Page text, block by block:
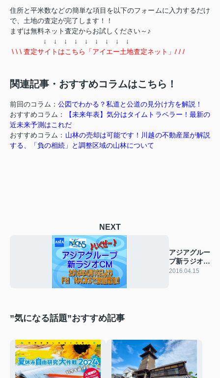
住所と平米数などの簡単な項目を以下のフォームに入力するだけ
で、土地の査定が完了します！！
まずは無料ネット査定からお試しください～♪
↓ ↓ ↓ ↓ ↓ ↓ ↓ ↓ ↓
\ \ \ 査定サイトはこちら「アイエー土地査定ネット」/ / /
関連記事・おすすめコラムはこちら！
前回のコラム： 公図でわかる？私道と公道の見分け方を解説！
おすすめコラム：
【未来年表】気分はタイムトラベラー！最新の
近未来予測はこれだ
おすすめコラム： 山林の売却は可能です！川越の不動産屋が解説
する、「負の相続」と調整区域の山林について
NEXT
アジアグルー
プ新ラジオ
CM放送開
2016.04.15
”気になる話題”おすすめ記事